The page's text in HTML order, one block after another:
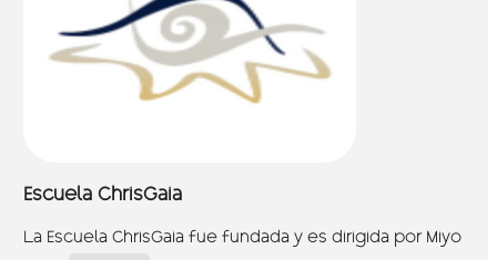
Escuela ChrisGaia
La Escuela ChrisGaia fue fundada y es dirigida por Miyo